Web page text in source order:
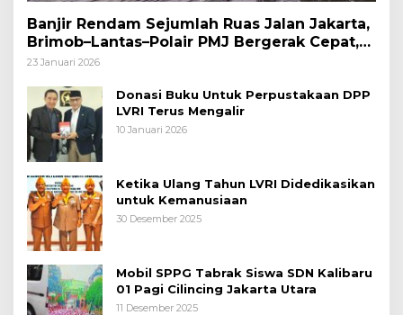
Banjir Rendam Sejumlah Ruas Jalan Jakarta,
Brimob–Lantas–Polair PMJ Bergerak Cepat,
Polri Siagakan 128.247 Personel Secara
23 Januari 2026
Donasi Buku Untuk Perpustakaan DPP
LVRI Terus Mengalir
10 Januari 2026
Ketika Ulang Tahun LVRI Didedikasikan
untuk Kemanusiaan
30 Desember 2025
Mobil SPPG Tabrak Siswa SDN Kalibaru
01 Pagi Cilincing Jakarta Utara
11 Desember 2025